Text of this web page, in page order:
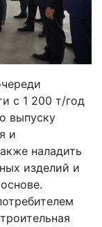
с 1 200 т/год
выпуску
и
наладить
изделий и